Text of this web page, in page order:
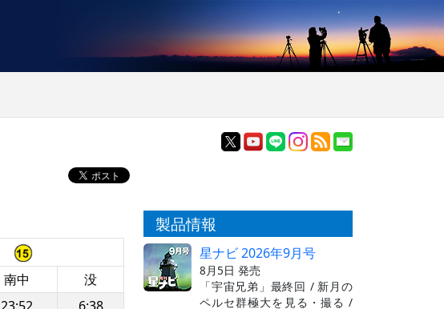
南中
没
製品情報
星ナビ 2026年9月号
8月5日 発売
「宇宙兄弟」最終回 / 新月の
ペルセ群極大を見る・撮る /